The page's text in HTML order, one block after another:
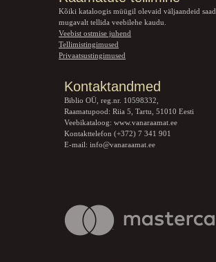
Kõiki kataloogis müügil olevaid väljaandeid saad
mugavalt tellida veebilehe kaudu.
Veebist ostmise juhend
Tellimistingimused
Privaatsustingimused
Kontaktandmed
Biblio OÜ, reg.nr. 10598332,
Raamatupood: Riia 5, Tartu, 51010 Eesti
Veebikataloog: www.vanaraamat.ee
Kontakttelefon (+372) 7 341 901
E-mail: info@vanaraamat.ee